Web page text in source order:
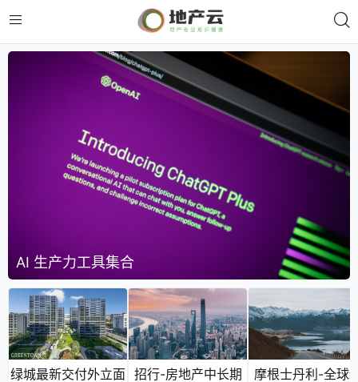
AI 生产力工具集合
绿城最新交付外立面 招行-房地产中长期
摩根士丹利-全球